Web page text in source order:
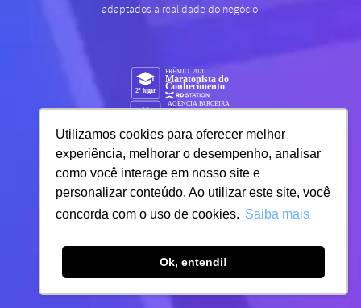
Utilizamos cookies para oferecer melhor
experiência, melhorar o desempenho, analisar
como você interage em nosso site e
personalizar conteúdo. Ao utilizar este site, você
concorda com o uso de cookies. Saiba mais
Ok, entendi!
adaptados a realidade do negócio.